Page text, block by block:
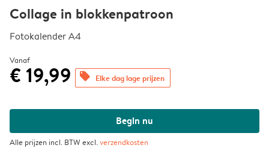
Collage in blokkenpatroon
Fotokalender A4
Vanaf
€ 19,99 offers Elke dag lage prijzen
Begin nu
Alle prijzen incl. BTW excl.verzendkosten